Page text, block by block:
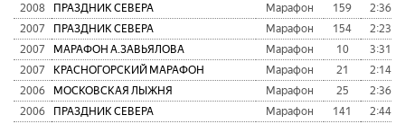
2008
ПРАЗДНИК СЕВЕРА Марафон 159
2007
ПРАЗДНИК СЕВЕРА Марафон 154
2007
МАРАФОН А.ЗАВЬЯЛОВА Марафон 10
2007
КРАСНОГОРСКИЙ МАРАФОН Марафон 21
2006
МОСКОВСКАЯ ЛЫЖНЯ Марафон 25
2006
ПРАЗДНИК СЕВЕРА Марафон 141